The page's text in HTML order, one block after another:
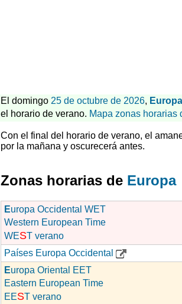
El domingo 25 de octubre de 2026, Europa
el horario de verano. Mapa zonas horarias
Con el final del horario de verano, el
por la mañana y oscurecerá antes.
Zonas horarias de Europa
Europa Occidental WET
Western European Time
WEST verano
Países Europa Occidental
Europa Oriental EET
Eastern European Time
EEST verano